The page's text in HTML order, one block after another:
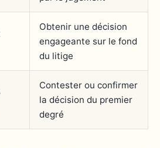
Obtenir une décision
engageante sur le fond
du litige
Contester ou confirmer
la décision du premier
degré